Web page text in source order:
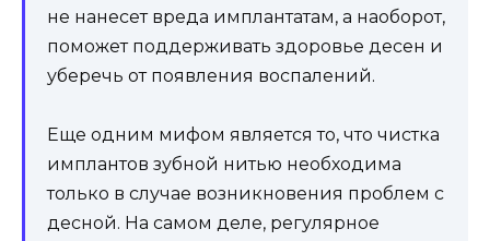
не нанесет вреда имплантатам, а наоборот,
поможет поддерживать здоровье десен и
уберечь от появления воспалений.
Еще одним мифом является то, что чистка
имплантов зубной нитью необходима
только в случае возникновения проблем с
десной. На самом деле, регулярное